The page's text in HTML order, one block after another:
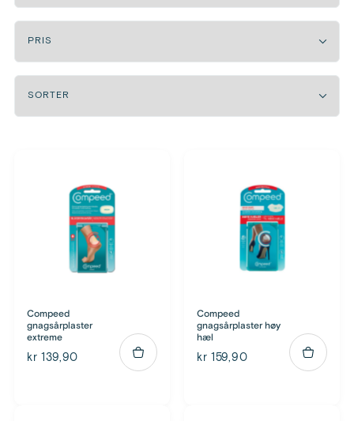
Compeed
gnagsårplaster
extreme
kr 139,90
Compeed
gnagsårplaster høy
hæl
kr 159,90